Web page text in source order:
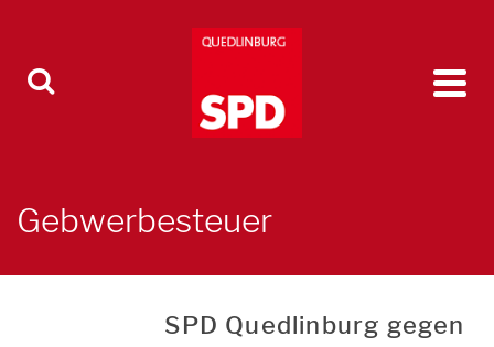
Gebwerbesteuer
SPD Quedlinburg gegen